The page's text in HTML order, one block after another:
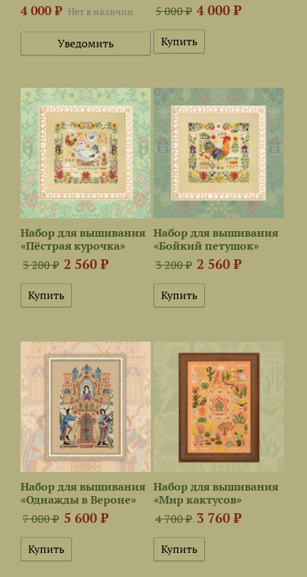
4 000 ₽ Нет в наличии
Уведомить
5 000 ₽ 4 000 ₽
Набор для вышивания
«Пёстрая курочка»
3 200 ₽ 2 560 ₽
Набор для вышивания
«Бойкий петушок»
3 200 ₽ 2 560 ₽
Набор для вышивания
«Однажды в Вероне»
7 000 ₽ 5 600 ₽
Набор для вышивания
«Мир кактусов»
4 700 ₽ 3 760 ₽